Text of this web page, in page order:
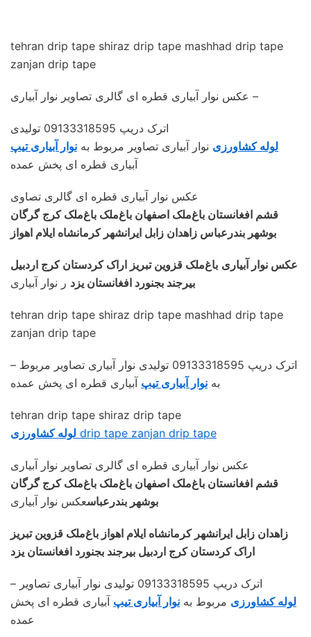
tehran drip tape shiraz drip tape mashhad drip tape
zanjan drip tape
عکس نوار آبیاری قطره ای گالری تصاویر نوار آبیاری –
اترک دریپ 09133318595 تولیدی
لوله کشاورزی نوار آبیاری تصاویر مربوط به نوار آبیاری تیپ
آبیاری قطره ای پخش عمده
عکس نوار آبیاری قطره ای گالری تصاوی
قشم افغانستان باغ‌ملک اصفهان باغ‌ملک باغ‌ملک کرج گرگان
بوشهر بندرعباس زاهدان زابل ایرانشهر کرمانشاه ایلام اهواز
عکس نوار آبیاری باغ‌ملک قزوین تبریز اراک کردستان کرج اردبیل
بیرجند بجنورد افغانستان یزد ر نوار آبیاری
tehran drip tape shiraz drip tape mashhad drip tape
zanjan drip tape
– اترک دریپ 09133318595 تولیدی نوار آبیاری تصاویر مربوط
به نوار آبیاری تیپ آبیاری قطره ای پخش عمده
tehran drip tape shiraz drip tape
لوله کشاورزی drip tape zanjan drip tape
عکس نوار آبیاری قطره ای گالری تصاویر نوار آبیاری
قشم افغانستان باغ‌ملک اصفهان باغ‌ملک باغ‌ملک کرج گرگان
بوشهر بندرعباسعکس نوار آبیاری
زاهدان زابل ایرانشهر کرمانشاه ایلام اهواز باغ‌ملک قزوین تبریز
اراک کردستان کرج اردبیل بیرجند بجنورد افغانستان یزد
– اترک دریپ 09133318595 تولیدی نوار آبیاری تصاویر
لوله کشاورزی مربوط به نوار آبیاری تیپ آبیاری قطره ای پخش
عمده